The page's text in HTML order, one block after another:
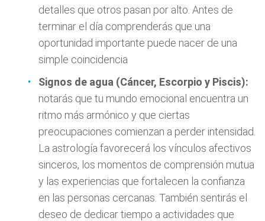
detalles que otros pasan por alto. Antes de
terminar el día comprenderás que una
oportunidad importante puede nacer de una
simple coincidencia
Signos de agua (Cáncer, Escorpio y Piscis):
notarás que tu mundo emocional encuentra un
ritmo más armónico y que ciertas
preocupaciones comienzan a perder intensidad.
La astrología favorecerá los vínculos afectivos
sinceros, los momentos de comprensión mutua
y las experiencias que fortalecen la confianza
en las personas cercanas. También sentirás el
deseo de dedicar tiempo a actividades que